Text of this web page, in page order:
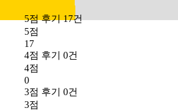
5점 후기 17건
5점
17
4점 후기 0건
4점
0
3점 후기 0건
3점